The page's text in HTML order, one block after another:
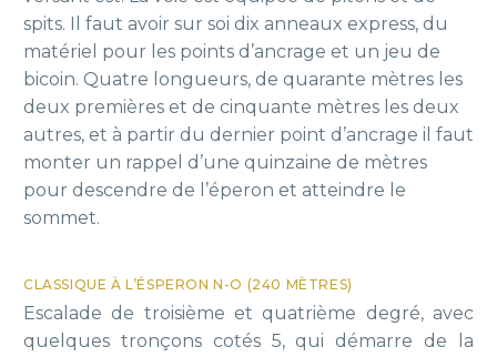
spits. Il faut avoir sur soi dix anneaux express, du
matériel pour les points d’ancrage et un jeu de
bicoin. Quatre longueurs, de quarante mètres les
deux premières et de cinquante mètres les deux
autres, et à partir du dernier point d’ancrage il faut
monter un rappel d’une quinzaine de mètres
pour descendre de l’éperon et atteindre le
sommet.
CLASSIQUE À L’ÉSPERON N-O (240 MÈTRES)
Escalade de troisième et quatrième degré, avec
quelques tronçons cotés 5, qui démarre de la